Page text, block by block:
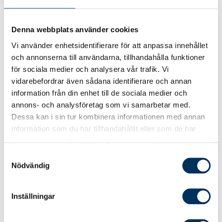
Denna webbplats använder cookies
Vi använder enhetsidentifierare för att anpassa innehållet
och annonserna till användarna, tillhandahålla funktioner
för sociala medier och analysera vår trafik. Vi
vidarebefordrar även sådana identifierare och annan
information från din enhet till de sociala medier och
annons- och analysföretag som vi samarbetar med.
Dessa kan i sin tur kombinera informationen med annan
information som du har tillhandahållit eller som de har
Nödvändig
Inställningar
från verkliga fall
Lagar och regler
Förebyggande arbete
Kontroller och granskning
Vad som gäller vid visselblåsning
Hur antikorruptionsarbetet kan integreras
med åtgärderna mot penningtvätt och
terrorfinansiering
Effektiv kurstid och tillgänglighet
Kursen tar ca 45 min att genomföra beroende
på din egen studietakt. Hur och när? Det